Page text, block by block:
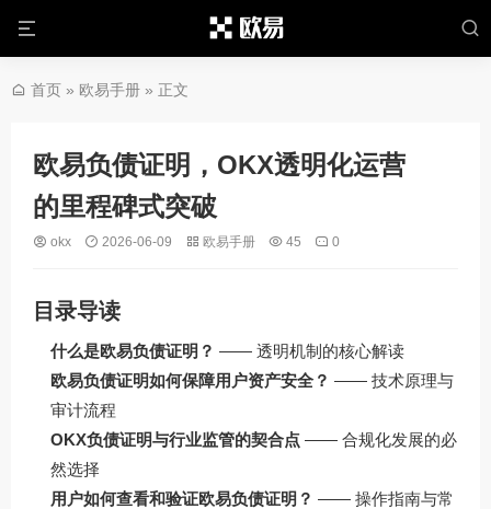
首页 » 欧易手册 » 正文
欧易负债证明，OKX透明化运营
的里程碑式突破
okx 2026-06-09 欧易手册 45 0
目录导读
什么是欧易负债证明？ —— 透明机制的核心解读
欧易负债证明如何保障用户资产安全？ —— 技术原理与
审计流程
OKX负债证明与行业监管的契合点 —— 合规化发展的必
然选择
用户如何查看和验证欧易负债证明？ —— 操作指南与常